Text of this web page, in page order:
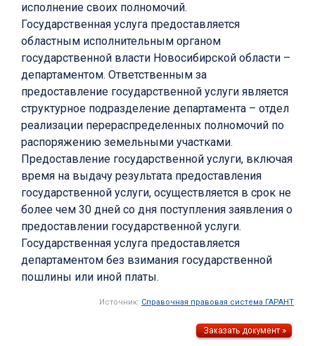
исполнение своих полномочий.
Государственная услуга предоставляется
областным исполнительным органом
государственной власти Новосибирской области –
департаментом. Ответственным за
предоставление государственной услуги является
структурное подразделение департамента – отдел
реализации перераспределенных полномочий по
распоряжению земельными участками.
Предоставление государственной услуги, включая
время на выдачу результата предоставления
государственной услуги, осуществляется в срок не
более чем 30 дней со дня поступления заявления о
предоставлении государственной услуги.
Государственная услуга предоставляется
департаментом без взимания государственной
пошлины или иной платы.
Источник: Справочная правовая система ГАРАНТ